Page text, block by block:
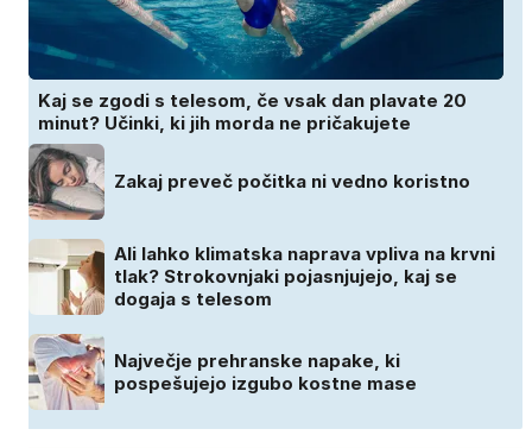
Kaj se zgodi s telesom, če vsak dan plavate 20
minut? Učinki, ki jih morda ne pričakujete
Zakaj preveč počitka ni vedno koristno
Ali lahko klimatska naprava vpliva na krvni
tlak? Strokovnjaki pojasnjujejo, kaj se
dogaja s telesom
Največje prehranske napake, ki
pospešujejo izgubo kostne mase